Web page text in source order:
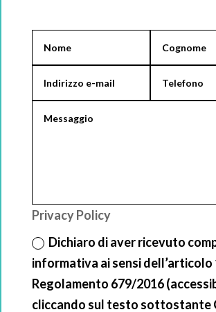
Privacy Policy
Dichiaro di aver ricevuto
informativa ai sensi dell’articolo
Regolamento 679/2016
cliccando sul testo sottostante